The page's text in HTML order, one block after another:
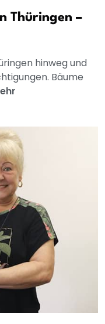
Thüringen –
hinweg und
Bäume